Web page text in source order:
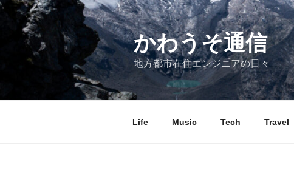
コ
かわうそ通信
地方都市在住エンジニアの日々
Life Music Tech Travel